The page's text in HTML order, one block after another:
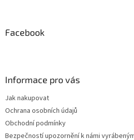
Facebook
Informace pro vás
Jak nakupovat
Ochrana osobních údajů
Obchodní podmínky
Bezpečností upozornění k námi